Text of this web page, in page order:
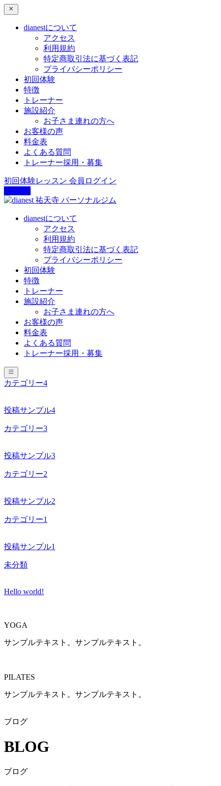
dianestについて
アクセス
利用規約
特定商取引法に基づく表記
プライバシーポリシー
初回体験
特徴
トレーナー
施設紹介
お子さま連れの方へ
お客様の声
料金表
よくある質問
トレーナー採用・募集
初回体験レッスン 会員ログイン
dianestについて
アクセス
利用規約
特定商取引法に基づく表記
プライバシーポリシー
初回体験
特徴
トレーナー
施設紹介
お子さま連れの方へ
お客様の声
料金表
よくある質問
トレーナー採用・募集
カテゴリー4
投稿サンプル4
カテゴリー3
投稿サンプル3
カテゴリー2
投稿サンプル2
カテゴリー1
投稿サンプル1
未分類
Hello world!
YOGA
サンプルテキスト。サンプルテキスト。
PILATES
サンプルテキスト。サンプルテキスト。
ブログ
BLOG
ブログ